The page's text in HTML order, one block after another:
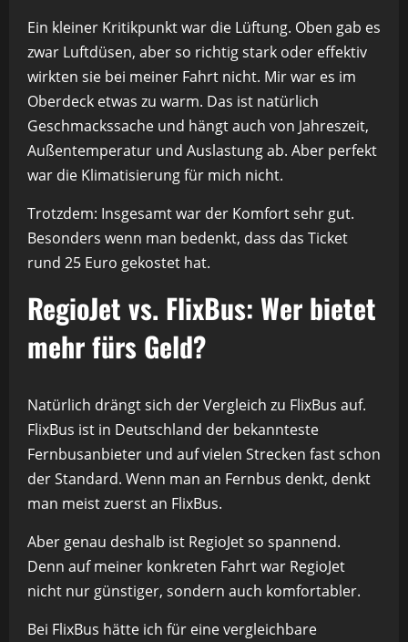
Ein kleiner Kritikpunkt war die Lüftung. Oben gab es
zwar Luftdüsen, aber so richtig stark oder effektiv
wirkten sie bei meiner Fahrt nicht. Mir war es im
Oberdeck etwas zu warm. Das ist natürlich
Geschmackssache und hängt auch von Jahreszeit,
Außentemperatur und Auslastung ab. Aber perfekt
war die Klimatisierung für mich nicht.
Trotzdem: Insgesamt war der Komfort sehr gut.
Besonders wenn man bedenkt, dass das Ticket
rund 25 Euro gekostet hat.
RegioJet vs. FlixBus: Wer bietet
mehr fürs Geld?
Natürlich drängt sich der Vergleich zu FlixBus auf.
FlixBus ist in Deutschland der bekannteste
Fernbusanbieter und auf vielen Strecken fast schon
der Standard. Wenn man an Fernbus denkt, denkt
man meist zuerst an FlixBus.
Aber genau deshalb ist RegioJet so spannend.
Denn auf meiner konkreten Fahrt war RegioJet
nicht nur günstiger, sondern auch komfortabler.
Bei FlixBus hätte ich für eine vergleichbare